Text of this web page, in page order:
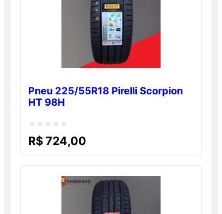
Pneu 225/55R18 Pirelli Scorpion
HT 98H
Avaliação
R$ 724,00